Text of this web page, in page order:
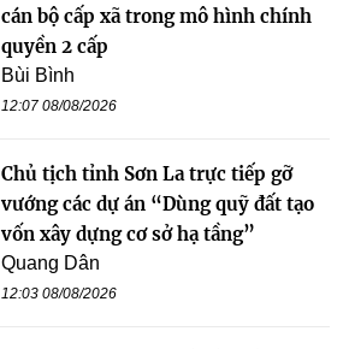
cán bộ cấp xã trong mô hình chính
quyền 2 cấp
Bùi Bình
12:07 08/08/2026
Chủ tịch tỉnh Sơn La trực tiếp gỡ
vướng các dự án “Dùng quỹ đất tạo
vốn xây dựng cơ sở hạ tầng”
Quang Dân
12:03 08/08/2026